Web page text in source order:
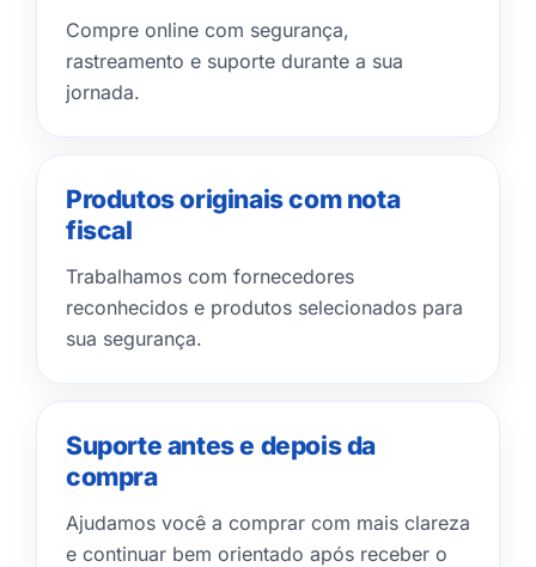
Compre online com segurança,
rastreamento e suporte durante a sua
jornada.
Produtos originais com nota
fiscal
Trabalhamos com fornecedores
reconhecidos e produtos selecionados para
sua segurança.
Suporte antes e depois da
compra
Ajudamos você a comprar com mais clareza
e continuar bem orientado após receber o